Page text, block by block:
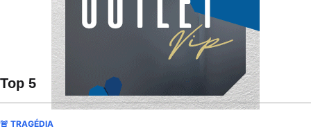
Top 5
🚨 TRAGÉDIA